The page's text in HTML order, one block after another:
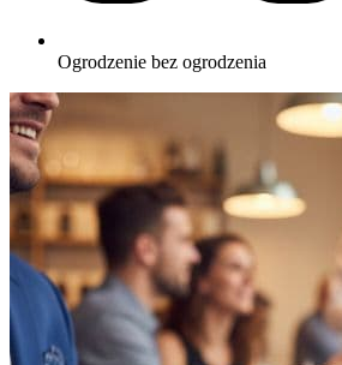
Ogrodzenie bez ogrodzenia